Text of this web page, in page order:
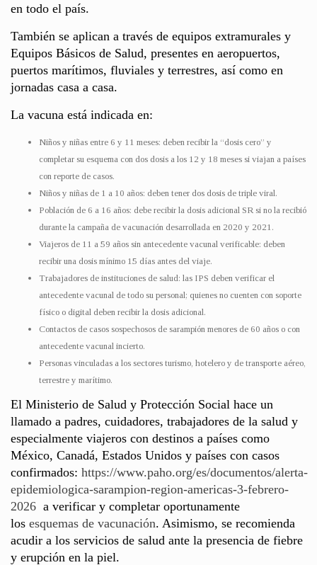
en todo el país.
También se aplican a través de equipos extramurales y
Equipos Básicos de Salud, presentes en aeropuertos,
puertos marítimos, fluviales y terrestres, así como en
jornadas casa a casa.
La vacuna está indicada en:
Niños y niñas entre 6 y 11 meses: deben recibir la “dosis cero” y
completar su esquema con dos dosis a los 12 y 18 meses si viajan a países
con reporte de casos.
Niños y niñas de 1 a 10 años: deben tener dos dosis de triple viral.
Población de 6 a 16 años: debe recibir la dosis adicional SR si no la recibió
durante la campaña de vacunación desarrollada en 2020 y 2021.
Viajeros de 11 a 59 años sin antecedente vacunal verificable: deben
recibir una dosis mínimo 15 días antes del viaje.
Trabajadores de instituciones de salud: las IPS deben verificar el
antecedente vacunal de todo su personal; quienes no cuenten con soporte
físico o digital deben recibir la dosis adicional.
Contactos de casos sospechosos de sarampión menores de 60 años o con
antecedente vacunal incierto.
Personas vinculadas a los sectores turismo, hotelero y de transporte aéreo,
terrestre y marítimo.
El Ministerio de Salud y Protección Social hace un
llamado a padres, cuidadores, trabajadores de la salud y
especialmente viajeros con destinos a países como
México, Canadá, Estados Unidos y países con casos
confirmados: https://www.paho.org/es/documentos/alerta-
epidemiologica-sarampion-region-americas-3-febrero-
2026 a verificar y completar oportunamente
los esquemas de vacunación. Asimismo, se recomienda
acudir a los servicios de salud ante la presencia de fiebre
y erupción en la piel.